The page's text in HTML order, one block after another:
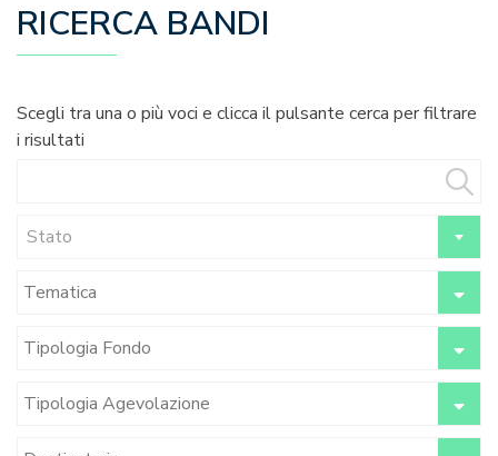
RICERCA BANDI
Scegli tra una o più voci e clicca il pulsante cerca per filtrare
i risultati
Stato